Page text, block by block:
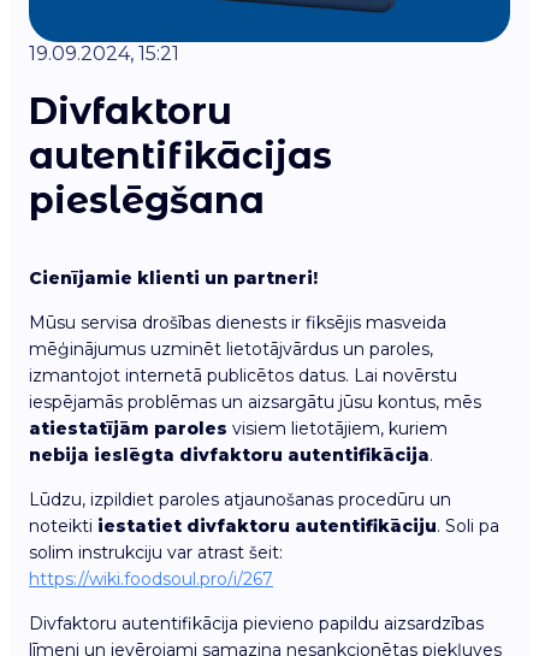
19.09.2024, 15:21
Divfaktoru
autentifikācijas
pieslēgšana
Cienījamie klienti un partneri!
Mūsu servisa drošības dienests ir fiksējis masveida
mēģinājumus uzminēt lietotājvārdus un paroles,
izmantojot internetā publicētos datus. Lai novērstu
iespējamās problēmas un aizsargātu jūsu kontus, mēs
atiestatījām paroles visiem lietotājiem, kuriem
nebija ieslēgta divfaktoru autentifikācija.
Lūdzu, izpildiet paroles atjaunošanas procedūru un
noteikti iestatiet divfaktoru autentifikāciju. Soli pa
solim instrukciju var atrast šeit:
https://wiki.foodsoul.pro/i/267
Divfaktoru autentifikācija pievieno papildu aizsardzības
līmeni un ievērojami samazina nesankcionētas piekļuves